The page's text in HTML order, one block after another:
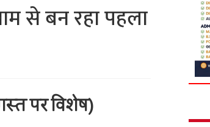
से बन रहा पहला
पर विशेष)